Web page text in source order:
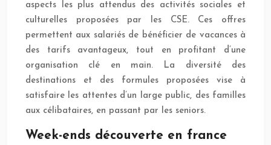
aspects les plus attendus des activités sociales et
culturelles proposées par les CSE. Ces offres
permettent aux salariés de bénéficier de vacances à
des tarifs avantageux, tout en profitant d’une
organisation clé en main. La diversité des
destinations et des formules proposées vise à
satisfaire les attentes d’un large public, des familles
aux célibataires, en passant par les seniors.
Week-ends découverte en france